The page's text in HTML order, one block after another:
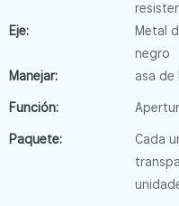
Eje:
Metal
negro
Manejar:
asa de
Función:
Paquete:
Cada